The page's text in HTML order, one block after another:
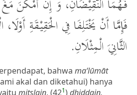
فَهُمَا النَّقِيْضَانِ، وَ إِنْ أَمْكَنَ
فَإِمَّا أَنْ يَخْتَلِفَا فِي الْحَقِيْقَةِ
الثَّانِيَ الْمِثْلَانِ.
bahwa ma‘lūmāt
akal dan diketahui) hanya
mitslain, (421)dhiddain,